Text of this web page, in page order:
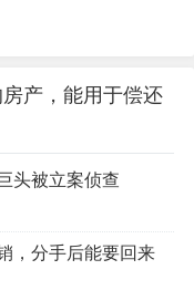
产，能用于偿还
头被立案侦查
，分手后能要回来